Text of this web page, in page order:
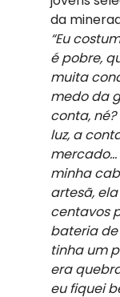
da
“Eu
é pobre,
muita
medo da
conta,
luz, a
mercado…
minha
artesã,
centavos
bateria
tinha um
era
eu fiquei